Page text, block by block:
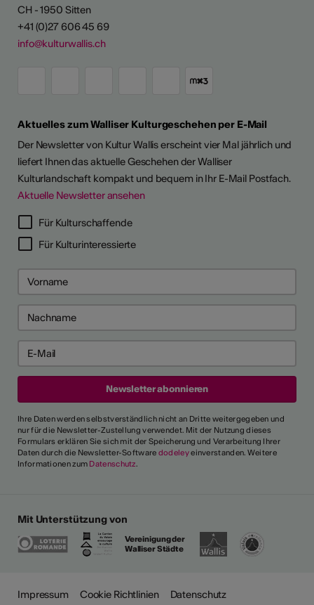
CH - 1950 Sitten
+41 (0)27 606 45 69
info@kulturwallis.ch
Aktuelles zum Walliser Kulturgeschehen per E-Mail
Der Newsletter von Kultur Wallis erscheint vier Mal jährlich und
liefert Ihnen das aktuelle Geschehen der Walliser
Kulturlandschaft kompakt und bequem in Ihr E-Mail Postfach.
Aktuelle Newsletter ansehen
Für Kulturschaffende
Für Kulturinteressierte
Ihre Daten werden selbstverständlich nicht an Dritte weitergegeben und
nur für die Newsletter-Zustellung verwendet. Mit der Nutzung dieses
Formulars erklären Sie sich mit der Speicherung und Verarbeitung Ihrer
Daten durch die Newsletter-Software dodeleyeinverstanden. Weitere
Informationen zum Datenschutz.
Mit Unterstützung von
Vereinigung der
Walliser Städte
Impressum Cookie Richtlinien
Datenschutz